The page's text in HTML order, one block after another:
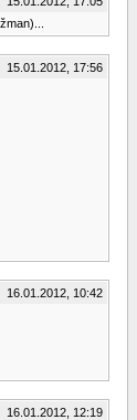
15.01.2012, 17:56
16.01.2012, 10:42
16.01.2012, 12:19